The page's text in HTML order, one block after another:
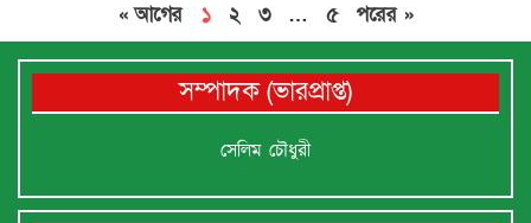
« আগের ১ ২ ৩ … ৫ পরের »
সম্পাদক (ভারপ্রাপ্ত)
সেলিম চৌধুরী